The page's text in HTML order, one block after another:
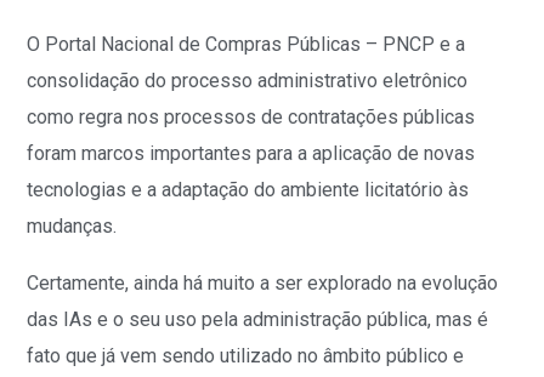
O Portal Nacional de Compras Públicas – PNCP e a
consolidação do processo administrativo eletrônico
como regra nos processos de contratações públicas
foram marcos importantes para a aplicação de novas
tecnologias e a adaptação do ambiente licitatório às
mudanças.
Certamente, ainda há muito a ser explorado na evolução
das IAs e o seu uso pela administração pública, mas é
fato que já vem sendo utilizado no âmbito público e